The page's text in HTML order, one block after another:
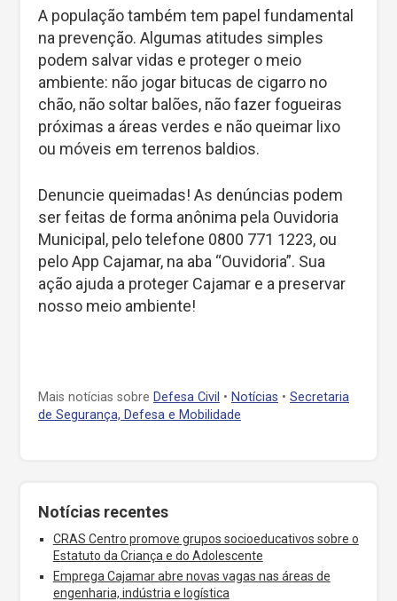
A população também tem papel fundamental
na prevenção. Algumas atitudes simples
podem salvar vidas e proteger o meio
ambiente: não jogar bitucas de cigarro no
chão, não soltar balões, não fazer fogueiras
próximas a áreas verdes e não queimar lixo
ou móveis em terrenos baldios.
Denuncie queimadas! As denúncias podem
ser feitas de forma anônima pela Ouvidoria
Municipal, pelo telefone 0800 771 1223, ou
pelo App Cajamar, na aba “Ouvidoria”. Sua
ação ajuda a proteger Cajamar e a preservar
nosso meio ambiente!
Mais notícias sobre Defesa Civil • Notícias • Secretaria
de Segurança, Defesa e Mobilidade
Notícias recentes
CRAS Centro promove grupos socioeducativos sobre o
Estatuto da Criança e do Adolescente
Emprega Cajamar abre novas vagas nas áreas de
engenharia, indústria e logística